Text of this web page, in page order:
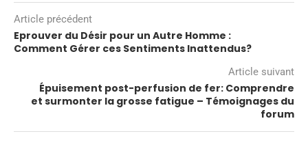
Article précédent
Eprouver du Désir pour un Autre Homme :
Comment Gérer ces Sentiments Inattendus?
Article suivant
Épuisement post-perfusion de fer: Comprendre
et surmonter la grosse fatigue – Témoignages du
forum